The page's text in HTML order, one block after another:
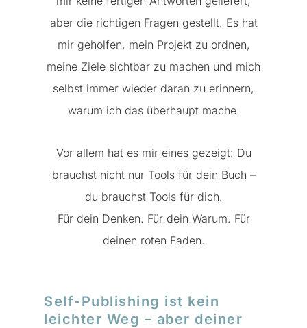
aber die richtigen Fragen gestellt. Es hat
mir geholfen, mein Projekt zu ordnen,
meine Ziele sichtbar zu machen und mich
selbst immer wieder daran zu erinnern,
warum ich das überhaupt mache.
Vor allem hat es mir eines gezeigt: Du
brauchst nicht nur Tools für dein Buch –
du brauchst Tools für dich.
Für dein Denken. Für dein Warum. Für
deinen roten Faden.
Self-Publishing ist kein
leichter Weg – aber deiner